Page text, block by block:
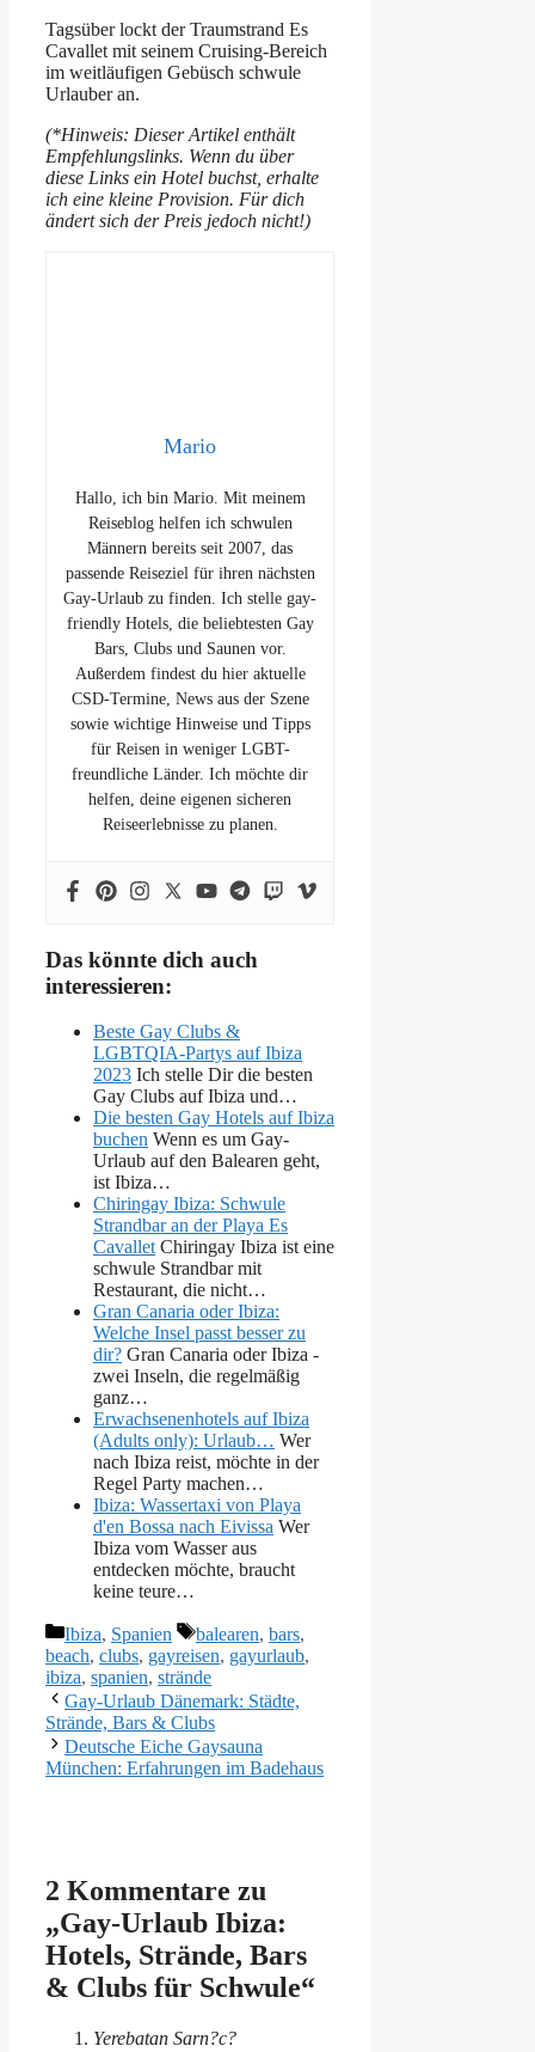
Tagsüber lockt der Traumstrand Es
Cavallet mit seinem Cruising-Bereich
im weitläufigen Gebüsch schwule
Urlauber an.
(*Hinweis: Dieser Artikel enthält
Empfehlungslinks. Wenn du über
diese Links ein Hotel buchst, erhalte
ich eine kleine Provision. Für dich
ändert sich der Preis jedoch nicht!)
Mario
Hallo, ich bin Mario. Mit meinem
Reiseblog helfen ich schwulen
Männern bereits seit 2007, das
passende Reiseziel für ihren nächsten
Gay-Urlaub zu finden. Ich stelle gay-
friendly Hotels, die beliebtesten Gay
Bars, Clubs und Saunen vor.
Außerdem findest du hier aktuelle
CSD-Termine, News aus der Szene
sowie wichtige Hinweise und Tipps
für Reisen in weniger LGBT-
freundliche Länder. Ich möchte dir
helfen, deine eigenen sicheren
Reiseerlebnisse zu planen.
Das könnte dich auch
interessieren:
Beste Gay Clubs &
LGBTQIA-Partys auf Ibiza
2023 Ich stelle Dir die besten
Gay Clubs auf Ibiza und…
Die besten Gay Hotels auf Ibiza
buchen Wenn es um Gay-
Urlaub auf den Balearen geht,
ist Ibiza…
Chiringay Ibiza: Schwule
Strandbar an der Playa Es
Cavallet Chiringay Ibiza ist eine
schwule Strandbar mit
Restaurant, die nicht…
Gran Canaria oder Ibiza:
Welche Insel passt besser zu
dir? Gran Canaria oder Ibiza -
zwei Inseln, die regelmäßig
ganz…
Erwachsenenhotels auf Ibiza
(Adults only): Urlaub… Wer
nach Ibiza reist, möchte in der
Regel Party machen…
Ibiza: Wassertaxi von Playa
d'en Bossa nach Eivissa Wer
Ibiza vom Wasser aus
entdecken möchte, braucht
keine teure…
Kategorien
Ibiza, Spanien Schlagwörter
balearen, bars,
beach, clubs, gayreisen, gayurlaub,
ibiza, spanien, strände
Gay-Urlaub Dänemark: Städte,
Strände, Bars & Clubs
Deutsche Eiche Gaysauna
München: Erfahrungen im Badehaus
2 Kommentare zu
„Gay-Urlaub Ibiza:
Hotels, Strände, Bars
& Clubs für Schwule“
Yerebatan Sarn?c?